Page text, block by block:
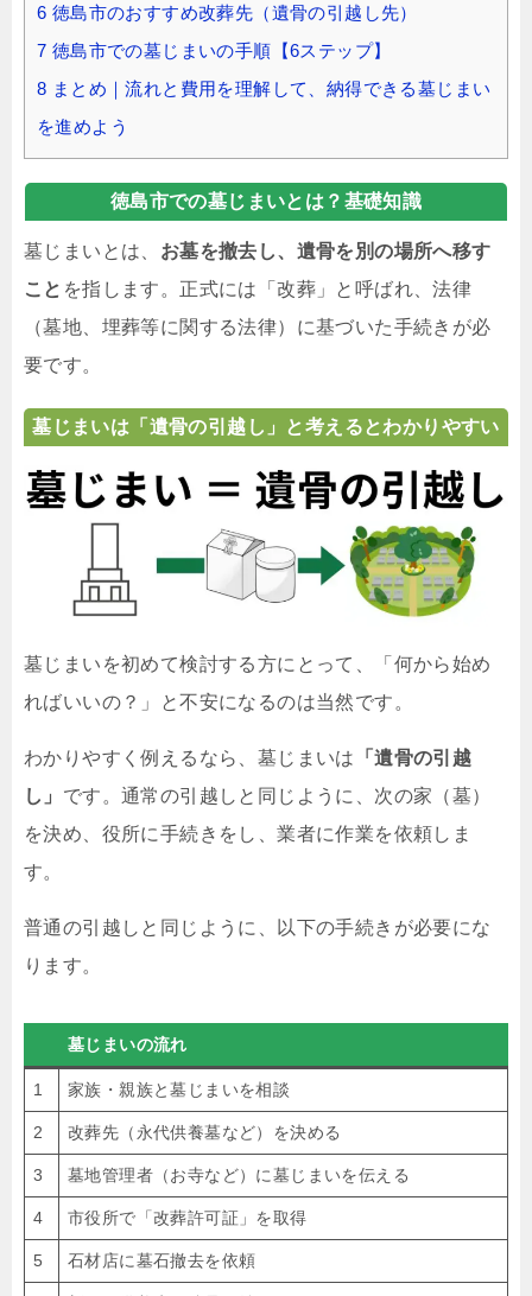
6 徳島市のおすすめ改葬先（遺骨の引越し先）
7 徳島市での墓じまいの手順【6ステップ】
8 まとめ｜流れと費用を理解して、納得できる墓じまい
を進めよう
徳島市での墓じまいとは？基礎知識
墓じまいとは、 お墓を撤去し、遺骨を別の場所へ移す
こと を指します。正式には「改葬」と呼ばれ、法律
（墓地、埋葬等に関する法律）に基づいた手続きが必
要です。
墓じまいは「遺骨の引越し」と考えるとわかりやすい
墓じまいを初めて検討する方にとって、「何から始め
ればいいの？」と不安になるのは当然です。
わかりやすく例えるなら、墓じまいは
「遺骨の引越
し」 です。通常の引越しと同じように、次の家（墓）
を決め、役所に手続きをし、業者に作業を依頼しま
す。
普通の引越しと同じように、以下の手続きが必要にな
ります。
墓じまいの流れ
1 家族・親族と墓じまいを相談
2 改葬先（永代供養墓など）を決める
3 墓地管理者（お寺など）に墓じまいを伝える
4 市役所で「改葬許可証」を取得
5 石材店に墓石撤去を依頼